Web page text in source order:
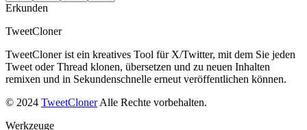
Erkunden
TweetCloner
TweetCloner ist ein kreatives Tool für X/Twitter, mit dem Sie jeden
Tweet oder Thread klonen, übersetzen und zu neuen Inhalten
remixen und in Sekundenschnelle erneut veröffentlichen können.
© 2024 TweetCloner Alle Rechte vorbehalten.
Werkzeuge